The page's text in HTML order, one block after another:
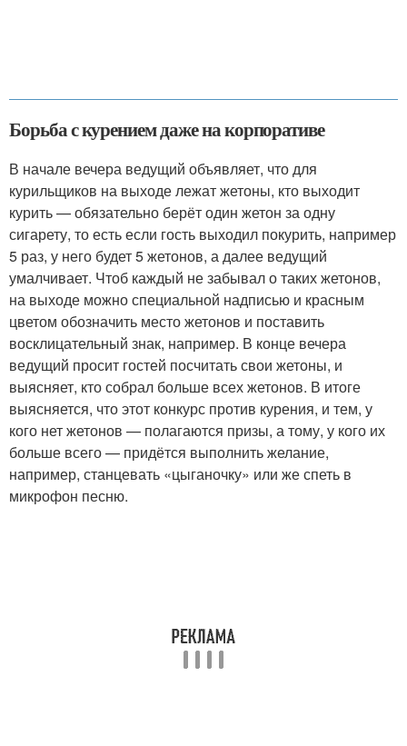
Борьба с курением даже на корпоративе
В начале вечера ведущий объявляет, что для
курильщиков на выходе лежат жетоны, кто выходит
курить — обязательно берёт один жетон за одну
сигарету, то есть если гость выходил покурить, например
5 раз, у него будет 5 жетонов, а далее ведущий
умалчивает. Чтоб каждый не забывал о таких жетонов,
на выходе можно специальной надписью и красным
цветом обозначить место жетонов и поставить
восклицательный знак, например. В конце вечера
ведущий просит гостей посчитать свои жетоны, и
выясняет, кто собрал больше всех жетонов. В итоге
выясняется, что этот конкурс против курения, и тем, у
кого нет жетонов — полагаются призы, а тому, у кого их
больше всего — придётся выполнить желание,
например, станцевать «цыганочку» или же спеть в
микрофон песню.